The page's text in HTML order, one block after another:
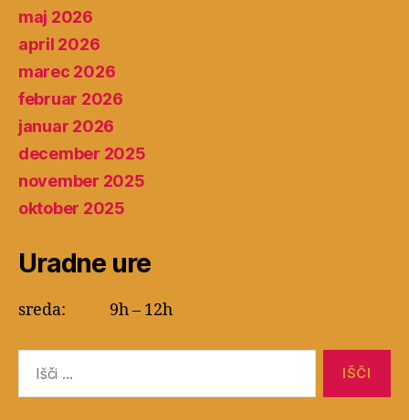
maj 2026
april 2026
marec 2026
februar 2026
januar 2026
december 2025
november 2025
oktober 2025
Uradne ure
sreda: 9h – 12h